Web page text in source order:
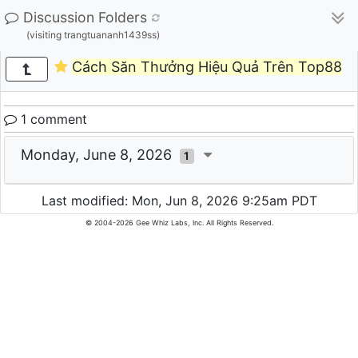
Discussion Folders
(visiting trangtuananh1439ss)
Cách Săn Thưởng Hiệu Quả Trên Top88
1 comment
Monday, June 8, 2026 1
Last modified: Mon, Jun 8, 2026 9:25am PDT
© 2004-2026 Gee Whiz Labs, Inc. All Rights Reserved.